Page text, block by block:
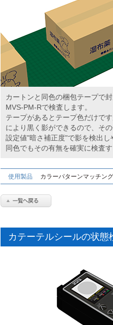
カートンと同色の梱包テープで
MVS-PM-Rで検査します。
テープがあるとテープ色だけで
により黒く影ができるので、そ
設定値"暗さ補正度"で影を検出
同色でもその有無を確実に検査
使用製品 カラーパターンマッチン
カテーテルシールの状態